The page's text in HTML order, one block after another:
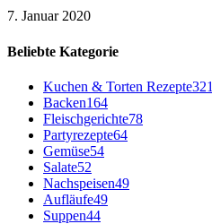
7. Januar 2020
Beliebte Kategorie
Kuchen & Torten Rezepte321
Backen164
Fleischgerichte78
Partyrezepte64
Gemüse54
Salate52
Nachspeisen49
Aufläufe49
Suppen44